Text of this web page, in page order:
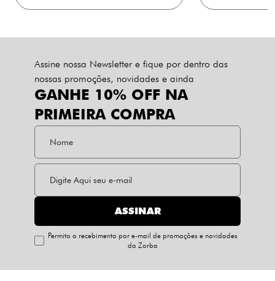
Assine nossa Newsletter e fique por dentro das
nossas promoções, novidades e ainda
GANHE 10% OFF NA
PRIMEIRA COMPRA
ASSINAR
Permito o recebimento por e-mail de promoções e novidades
da Zorba